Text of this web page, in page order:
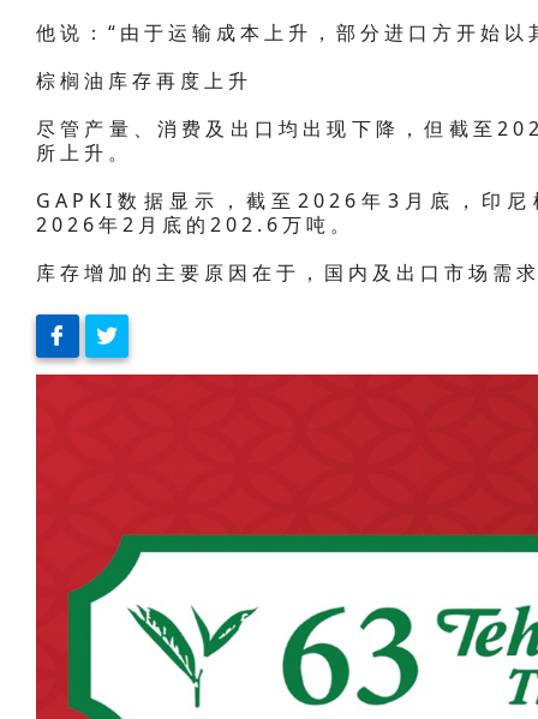
他说：“由于运输成本上升，部分进口方开始
棕榈油库存再度上升
尽管产量、消费及出口均出现下降，但截至
所上升。
GAPKI数据显示，截至2026年3月底，印
2026年2月底的202.6万吨。
库存增加的主要原因在于，国内及出口市场